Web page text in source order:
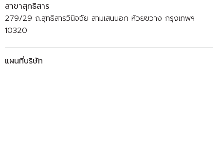
สาขาสุทธิสาร
279/29 ถ.สุทธิสารวินิจฉัย สามเสนนอก ห้วยขวาง กรุงเทพฯ
10320
แผนที่บริษัท